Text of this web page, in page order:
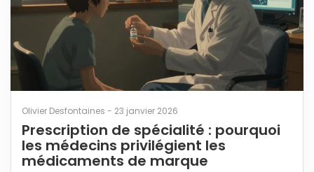
Olivier Desfontaines - 23 janvier 2026
Prescription de spécialité : pourquoi
les médecins privilégient les
médicaments de marque